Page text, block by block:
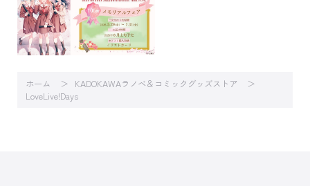
ホーム
KADOKAWAラノベ＆コミックグッズストア
LoveLive!Days